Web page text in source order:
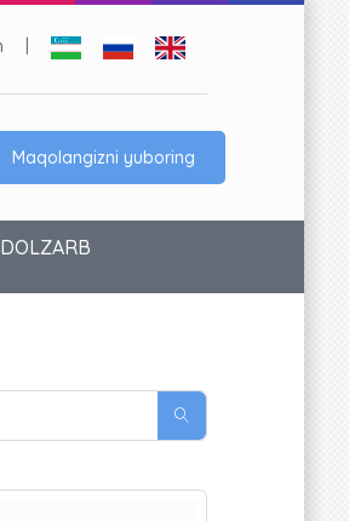
Maqolangizni yuboring